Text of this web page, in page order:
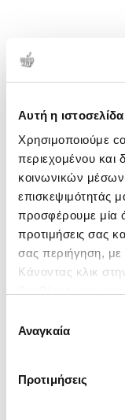
Αυτή η
Χρησιμοποιούμε
περιεχομένου και
κοινωνικών
επισκεψιμότητάς
προσφέρουμε μία
προτιμήσεις σας
σας περιήγηση, με
Κάνοντας κλικ στην
ενδιαφέρουν και
συγκατάθεσης
Αναγκαία
Προτιμήσεις